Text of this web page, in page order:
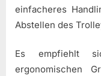
einfacheres
Abstellen des
Es empfiehlt
ergonomischen